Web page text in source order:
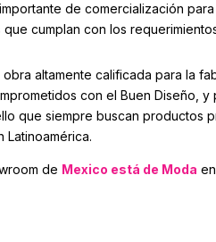
de comercialización
cumplan con los
altamente calificada para la
con el Buen Diseño,
que siempre buscan productos
de Mexico está de Moda